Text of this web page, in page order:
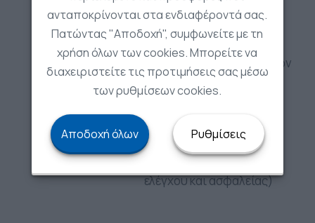
ανταποκρίνονται στα ενδιαφέροντά σας.
Πατώντας "Αποδοχή", συμφωνείτε με τη
χρήση όλων των cookies. Μπορείτε να
διαχειριστείτε τις προτιμήσεις σας μέσω
των ρυθμίσεων cookies.
Αποδοχή όλων Ρυθμίσεις
και αυτοματισμού των
εγκαταστάσεων ψύξης.
Tον υπολογισμό και τον
σχεδιασμό των υπολοίπων
βοηθητικών για τις
ηλεκτρομηχανολογικών
εγκαταστάσεων
(υδραυλικά, συστήματα
ελέγχου και ασφαλείας)